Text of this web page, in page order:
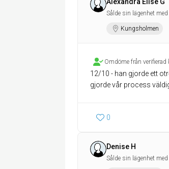
Sålde sin lägenhet
Kungsholmen
Omdöme från verifierad
12/10 - han gjorde ett
gjorde vår process
0
Denise H
Sålde sin lägenhet